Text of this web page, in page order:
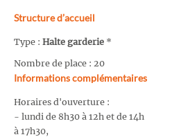
Structure d’accueil
Type : Halte garderie *
Nombre de place : 20
Informations complémentaires
Horaires d'ouverture :
- lundi de 8h30 à 12h et de 14h
à 17h30,